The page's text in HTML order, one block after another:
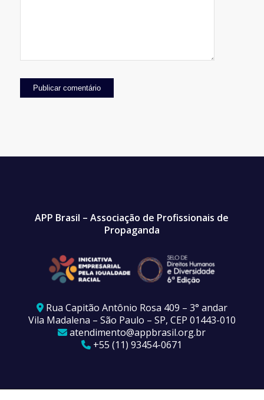
APP Brasil – Associação de Profissionais de
Propaganda
Rua Capitão Antônio Rosa 409 – 3° andar
Vila Madalena – São Paulo – SP, CEP 01443-010
atendimento@appbrasil.org.br
+55 (11) 93454-0671